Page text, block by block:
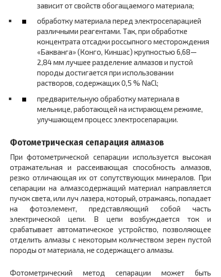
зависит от свойств обогащаемого материала;
обработку материала перед электросепарацией
различными реагентами. Так, при обработке
концентрата отсадки россыпного месторождения
«Бакванга» (Конго, Киншас) крупностью 6,68—
2,84 мм лучшее разделение алмазов и пустой
породы достигается при использовании
растворов, содержащих 0,5 % NaCl;
предварительную обработку материала в
мельнице, работающей на истирающем режиме,
улучшающем процесс электросепарации.
Фотометрическая сепарация алмазов
При фотометрической сепарации используется высокая
отражательная и рассеивающая способность алмазов,
резко отличающая их от сопутствующих минералов. При
сепарации на алмазсодержащий материал направляется
пучок света, или луч лазера, который, отражаясь, попадает
на фотоэлемент, представляющий собой часть
электрической цепи. В цепи возбуждается ток и
срабатывает автоматическое устройство, позволяющее
отделить алмазы с некоторым количеством зерен пустой
породы от материала, не содержащего алмазы.
Фотометрический метод сепарации может быть